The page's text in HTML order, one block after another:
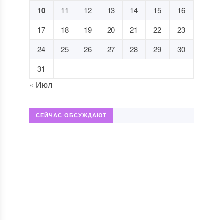
10 11 12 13 14 15
16
17
18 19 20 21 22
23
24
25 26 27 28 29
30
31
« Июл
СЕЙЧАС ОБСУЖДАЮТ